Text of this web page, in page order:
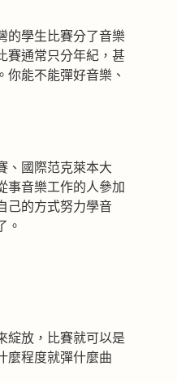
的學生比賽分了音樂
賽通常只分年紀，甚
你能不能彈好音樂、
、國際范克萊本大
事音樂工作的人參加
己的方式努力學音
。
綻放，比賽就可以是
麼程度就彈什麼曲